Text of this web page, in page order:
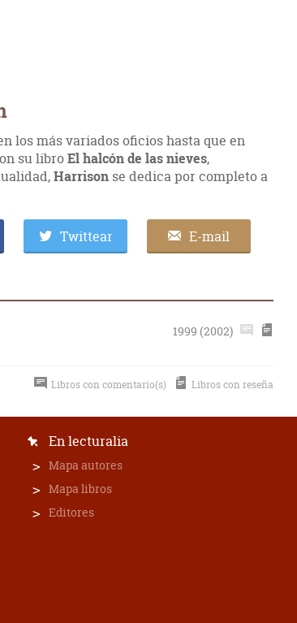
los más variados oficios hasta que en
su libroEl halcón de las nieves,
Harrison se dedica por completo a
Twittear E-mail
1999 (2002)
Libros con comentario(s) Libros con reseña
En lecturalia
Mapa autores
Mapa libros
Editores